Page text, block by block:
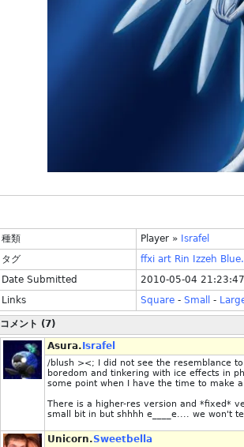
種類 Player » Israfel
タグ
ffxi art Rin Izzeh
Date Submitted
2010-05-04 21:23:47
Links
Square - Small -
コメント (7)
Asura. Israfel
/blush ><; I did not see the resemblance
boredom and tinkering with ice effects in
some point when I have the time to make
There is a higher-res version and *fixed*
small bit in but shhhh e____e.... we won't
Unicorn.Sweetbella